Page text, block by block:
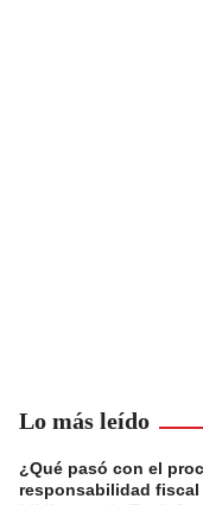
Lo más leído
¿Qué pasó con el
responsabilidad